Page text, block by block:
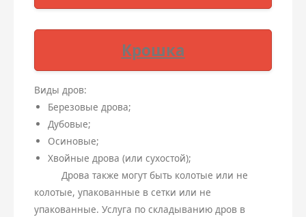
Крошка
Виды дров:
Березовые дрова;
Дубовые;
Осиновые;
Хвойные дрова (или сухостой);
Дрова также могут быть колотые или не
колотые, упакованные в сетки или не
упакованные. Услуга по складыванию дров в